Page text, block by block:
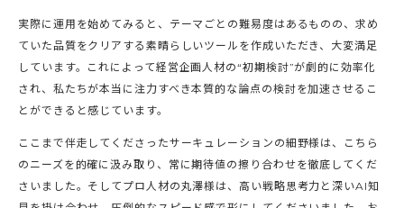
実際に運用を始めてみると、テーマごとの難易度はあるものの、求め
ていた品質をクリアする素晴らしいツールを作成いただき、大変満足
しています。これによって経営企画人材の“初期検討”が劇的に効率化
され、私たちが本当に注力すべき本質的な論点の検討を加速させるこ
とができると感じています。
ここまで伴走してくださったサーキュレーションの細野様は、こちら
のニーズを的確に汲み取り、常に期待値の擦り合わせを徹底してくだ
さいました。そしてプロ人材の丸澤様は、高い戦略思考力と深いAI知